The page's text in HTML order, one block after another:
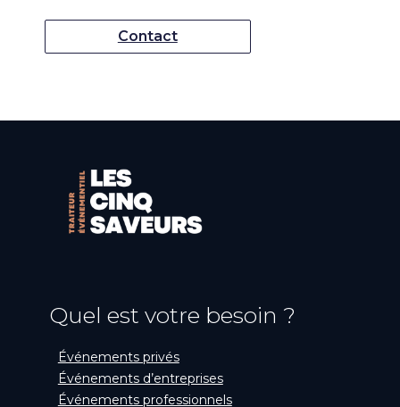
Contact
Quel est votre besoin ?
Événements privés
Événements d’entreprises
Événements professionnels